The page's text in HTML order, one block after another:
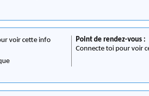
voir cette info
Point de rendez-vous :
Connecte toi pour voir